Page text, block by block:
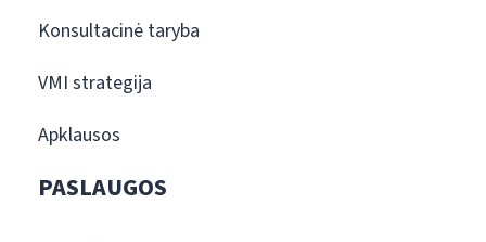
Konsultacinė taryba
VMI strategija
Apklausos
PASLAUGOS